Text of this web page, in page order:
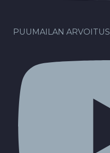
PUUMAILAN ARVOITUS